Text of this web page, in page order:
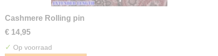
Cashmere Rolling pin
€ 14,95
✓ Op voorraad